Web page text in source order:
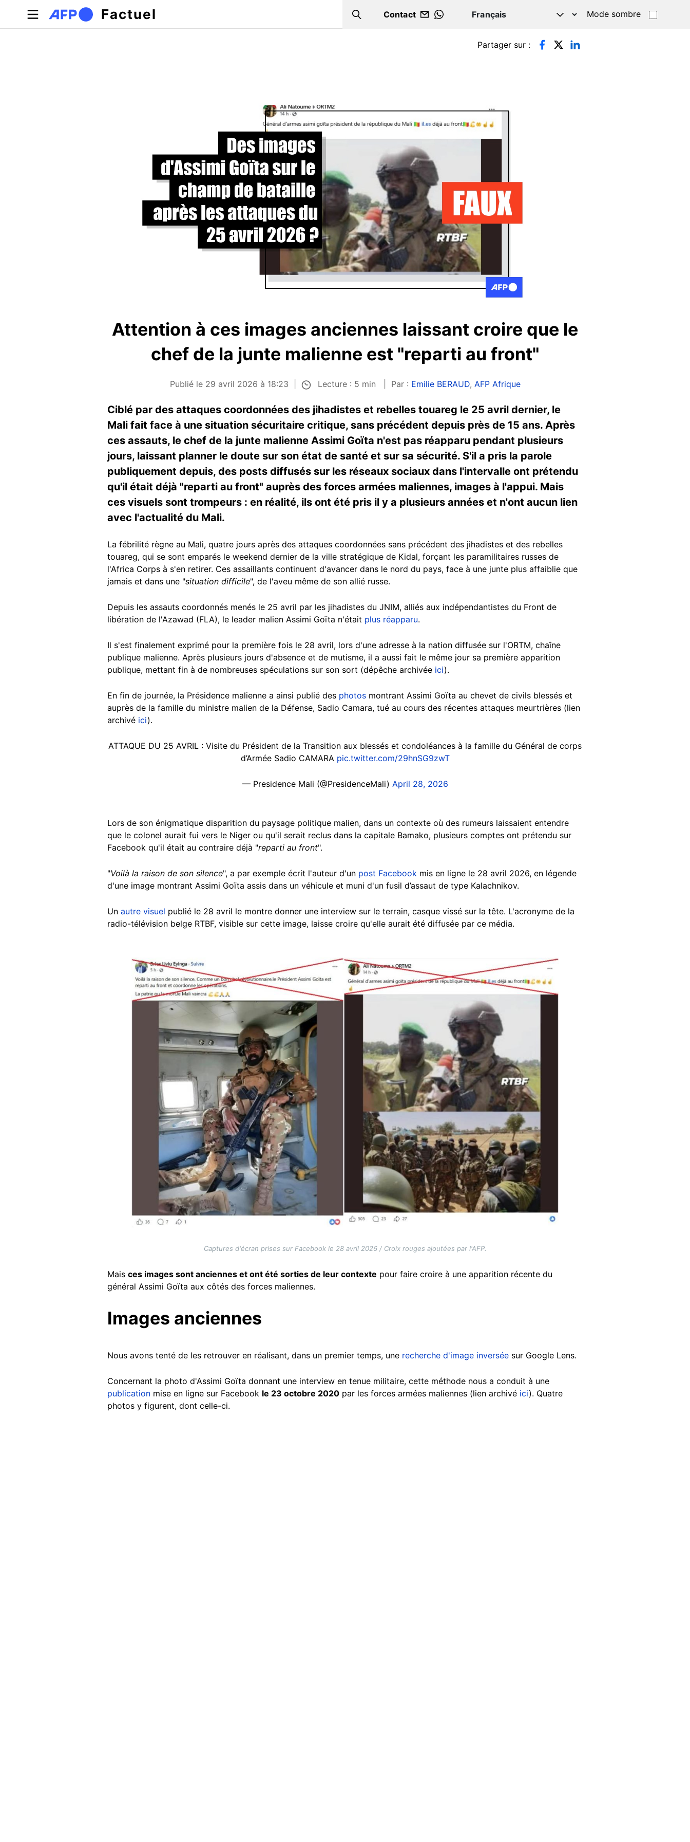
Aller au contenu principal
Factuel Search
Contact
WHATSAPP
Mode sombre
Onglets principaux Partager sur :
Attention à ces images anciennes laissant croire que le
chef de la junte malienne est "reparti au front"
Publié le 29 avril 2026 à 18:23 Lecture : 5 min Par : Emilie BERAUD, AFP Afrique
Ciblé par des attaques coordonnées des jihadistes et rebelles touareg le 25 avril dernier, le
Mali fait face à une situation sécuritaire critique, sans précédent depuis près de 15 ans. Après
ces assauts, le chef de la junte malienne Assimi Goïta n'est pas réapparu pendant plusieurs
jours, laissant planner le doute sur son état de santé et sur sa sécurité. S'il a pris la parole
publiquement depuis, des posts diffusés sur les réseaux sociaux dans l'intervalle ont prétendu
qu'il était déjà "reparti au front" auprès des forces armées maliennes, images à l'appui. Mais
ces visuels sont trompeurs : en réalité, ils ont été pris il y a plusieurs années et n'ont aucun lien
avec l'actualité du Mali.
La fébrilité règne au Mali, quatre jours après des attaques coordonnées sans précédent des jihadistes et des rebelles
touareg, qui se sont emparés le weekend dernier de la ville stratégique de Kidal, forçant les paramilitaires russes de
l'Africa Corps à s'en retirer. Ces assaillants continuent d'avancer dans le nord du pays, face à une junte plus affaiblie que
jamais et dans une "situation difficile", de l'aveu même de son allié russe.
Depuis les assauts coordonnés menés le 25 avril par les jihadistes du JNIM, alliés aux indépendantistes du Front de
libération de l'Azawad (FLA), le leader malien Assimi Goïta n'était plus réapparu.
Il s'est finalement exprimé pour la première fois le 28 avril, lors d'une adresse à la nation diffusée sur l'ORTM, chaîne
publique malienne. Après plusieurs jours d'absence et de mutisme, il a aussi fait le même jour sa première apparition
publique, mettant fin à de nombreuses spéculations sur son sort (dépêche archivée ici).
En fin de journée, la Présidence malienne a ainsi publié des photos montrant Assimi Goïta au chevet de civils blessés et
auprès de la famille du ministre malien de la Défense, Sadio Camara, tué au cours des récentes attaques meurtrières (lien
archivé ici).
ATTAQUE DU 25 AVRIL : Visite du Président de la Transition aux blessés et condoléances à la famille du Général de corps
d’Armée Sadio CAMARA pic.twitter.com/29hnSG9zwT
— Presidence Mali (@PresidenceMali) April 28, 2026
Lors de son énigmatique disparition du paysage politique malien, dans un contexte où des rumeurs laissaient entendre
que le colonel aurait fui vers le Niger ou qu'il serait reclus dans la capitale Bamako, plusieurs comptes ont prétendu sur
Facebook qu'il était au contraire déjà "reparti au front".
"Voilà la raison de son silence", a par exemple écrit l'auteur d'un post Facebook mis en ligne le 28 avril 2026, en légende
d'une image montrant Assimi Goïta assis dans un véhicule et muni d'un fusil d’assaut de type Kalachnikov.
Un autre visuel publié le 28 avril le montre donner une interview sur le terrain, casque vissé sur la tête. L'acronyme de la
radio-télévision belge RTBF, visible sur cette image, laisse croire qu'elle aurait été diffusée par ce média.
Captures d'écran prises sur Facebook le 28 avril 2026 / Croix rouges ajoutées par l'AFP.
Mais ces images sont anciennes et ont été sorties de leur contexte pour faire croire à une apparition récente du
général Assimi Goïta aux côtés des forces maliennes.
Images anciennes
Nous avons tenté de les retrouver en réalisant, dans un premier temps, une recherche d'image inversée sur Google Lens.
Concernant la photo d'Assimi Goïta donnant une interview en tenue militaire, cette méthode nous a conduit à une
publication mise en ligne sur Facebook le 23 octobre 2020 par les forces armées maliennes (lien archivé ici). Quatre
photos y figurent, dont celle-ci.